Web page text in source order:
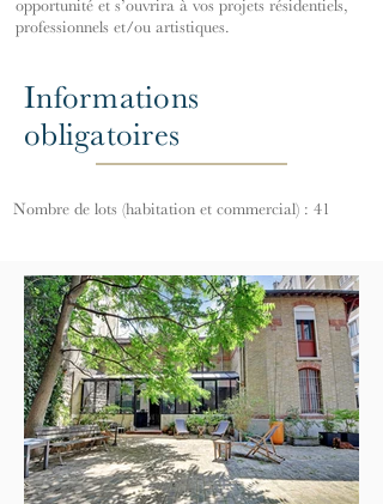
opportunité et s’ouvrira à vos projets résidentiels,
professionnels et/ou artistiques.
Informations
obligatoires
Nombre de lots (habitation et commercial) : 41